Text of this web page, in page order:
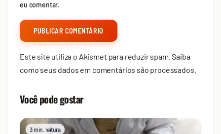
eu comentar.
Este site utiliza o Akismet para reduzir spam.Saiba
como seus dados em comentários são processados
Você pode gostar
3 min. leitura